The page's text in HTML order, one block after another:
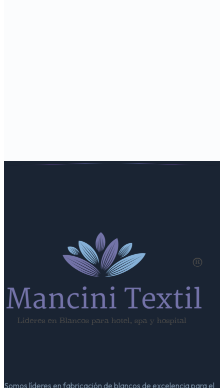
Somos líderes en fabricación de blancos de excelencia para el